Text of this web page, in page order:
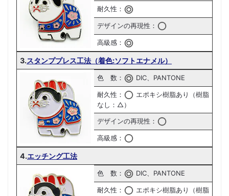
耐久性：
デザインの再現性：
高級感：
3.スタンププレス工法（着色:ソフトエナメル）
色 数： DIC、PANTONE
耐久性：
エポキシ樹脂あり（樹脂
なし：△）
デザインの再現性：
高級感：
4.エッチング工法
色 数： DIC、PANTONE
耐久性：
エポキシ樹脂あり（樹脂